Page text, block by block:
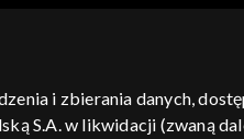
dostępność informacje o
i zbierania danych,
S.A. w likwidacji (zwaną